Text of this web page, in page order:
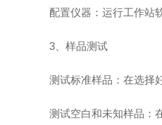
配置仪器：运行工作站软
3、样品测试
测试标准样品：在选择好
测试空白和未知样品：在